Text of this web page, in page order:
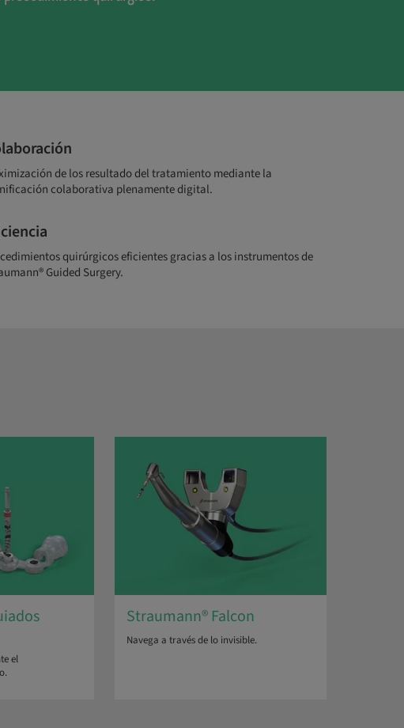
de los resultado del tratamiento mediante la
colaborativa plenamente digital.
quirúrgicos eficientes gracias a los instrumentos de
Guided Surgery.
el
Straumann® Falcon
Navega a través de lo invisible.